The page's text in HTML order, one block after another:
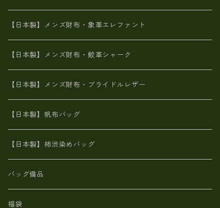
メタリック
革友禅染め
ポーテッド
メタリック
山羊革
名刺入れ・キーケース、他
鮫革シャーク【日本製】メンズ 財布
ブライドルレザー【日本製】メンズ 財布
MAISON de HIROAN 【日本製】メンズ 財布
栃木レザー 【日本製】メンズ 財布
革小物・財布【日本製】メンズ レディース
【日本製】メンズ 財布 アザラシ革(シールスキン)
【日本製】メンズ財布・象革エレファント
【日本製】メンズ財布・鮫革シャーク
【日本製】メンズ財布・ブライドルレザー
【日本製】帆布バッグ
【日本製】柿渋染めバッグ
バッグ備品
福袋